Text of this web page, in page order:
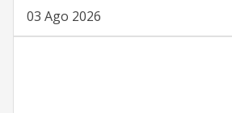
03 Ago 2026